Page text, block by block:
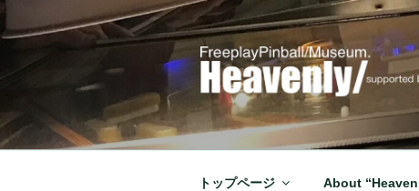
ン
へ
ス
トップページ About